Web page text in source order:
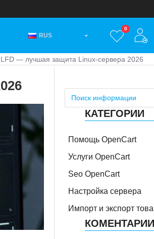
RUS
0
LFD — лучшая защита Linux-сервера 2026
КАТЕГОРИИ
Помощь OpenCart
Услуги OpenCart
Seo OpenCart
Настройка сервера
Импорт и экспорт
КОМЕНТАРИИ